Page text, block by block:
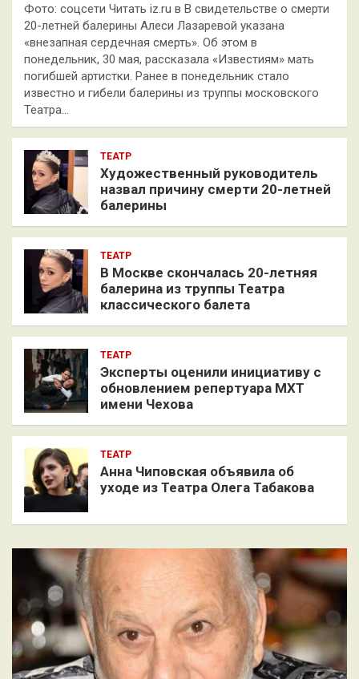
Фото: соцсети Читать iz.ru в В свидетельстве о смерти
20-летней балерины Алеси Лазаревой указана
«внезапная сердечная смерть». Об этом в
понедельник, 30 мая, рассказала «Известиям» мать
погибшей артистки. Ранее в понедельник стало
известно и гибели балерины из труппы московского
Театра…
ТЕАТР
Художественный руководитель
назвал причину смерти 20-летней
балерины
ТЕАТР
В Москве скончалась 20-летняя
балерина из труппы Театра
классического балета
ТЕАТР
Эксперты оценили инициативу с
обновлением репертуара МХТ
имени Чехова
ТЕАТР
Анна Чиповская объявила об
уходе из Театра Олега Табакова